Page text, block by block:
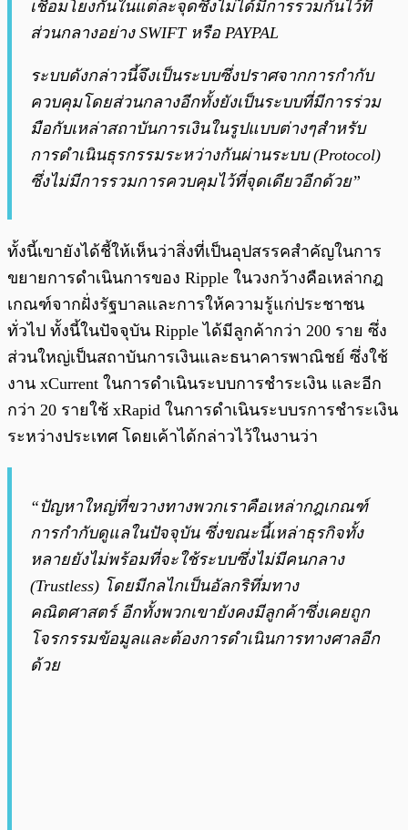
เชื่อมโยงกันในแต่ละจุดซึ่งไม่ได้มีการรวมกันไว้ที่
ส่วนกลางอย่าง SWIFT หรือ PAYPAL
ระบบดังกล่าวนี้จึงเป็นระบบซึ่งปราศจากการกำกับ
ควบคุมโดยส่วนกลางอีกทั้งยังเป็นระบบที่มีการร่วม
มือกับเหล่าสถาบันการเงินในรูปแบบต่างๆสำหรับ
การดำเนินธุรกรรมระหว่างกันผ่านระบบ (Protocol)
ซึ่งไม่มีการรวมการควบคุมไว้ที่จุดเดียวอีกด้วย”
ทั้งนี้เขายังได้ชี้ให้เห็นว่าสิ่งที่เป็นอุปสรรคสำคัญในการ
ขยายการดำเนินการของ Ripple ในวงกว้างคือเหล่ากฎ
เกณฑ์จากฝั่งรัฐบาลและการให้ความรู้แก่ประชาชน
ทั่วไป ทั้งนี้ในปัจจุบัน Ripple ได้มีลูกค้ากว่า 200 ราย ซึ่ง
ส่วนใหญ่เป็นสถาบันการเงินและธนาคารพาณิชย์ ซึ่งใช้
งาน xCurrent ในการดำเนินระบบการชำระเงิน และอีก
กว่า 20 รายใช้ xRapid ในการดำเนินระบบรการชำระเงิน
ระหว่างประเทศ โดยเค้าได้กล่าวไว้ในงานว่า
“ปัญหาใหญ่ที่ขวางทางพวกเราคือเหล่ากฎเกณฑ์
การกำกับดูแลในปัจจุบัน ซึ่งขณะนี้เหล่าธุรกิจทั้ง
หลายยังไม่พร้อมที่จะใช้ระบบซึ่งไม่มีคนกลาง
(Trustless) โดยมีกลไกเป็นอัลกริทึ่มทาง
คณิตศาสตร์ อีกทั้งพวกเขายังคงมีลูกค้าซึ่งเคยถูก
โจรกรรมข้อมูลและต้องการดำเนินการทางศาลอีก
ด้วย